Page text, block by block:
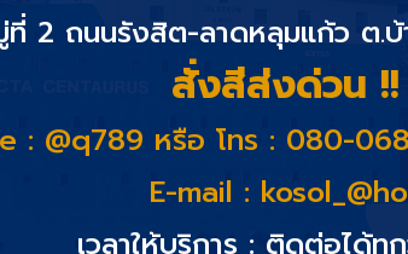
2 ถนนรังสิต-ลาดหลุมแก้ว ต.บ้
สั่งสีส่งด่วน
: @q789 หรือ โทร : 080-
E-mail :
เวลาให้บริการ : ติดต่อได้ทุ